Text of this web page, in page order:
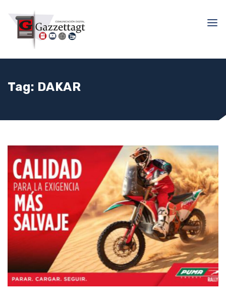
Tag: DAKAR